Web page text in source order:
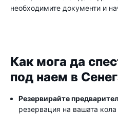
необходимите документи и
Как мога да
под наем в
Резервирайте
резервация на вашата